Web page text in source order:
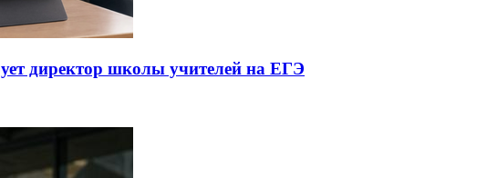
директор школы учителей на ЕГЭ